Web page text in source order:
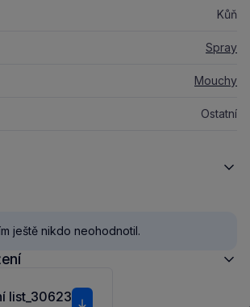
Kůň
Spray
Mouchy
Ostatní
ještě nikdo neohodnotil.
list_30623